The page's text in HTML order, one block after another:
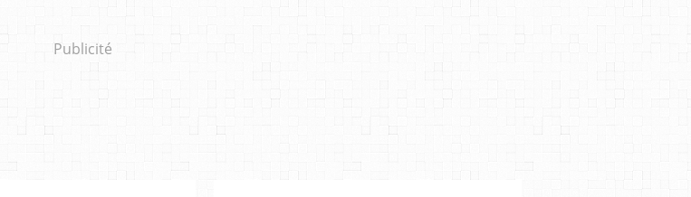
Publicité